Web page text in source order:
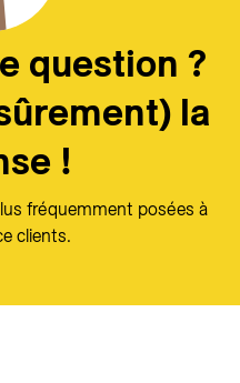
question ?
la
!
fréquemment posées à
clients.